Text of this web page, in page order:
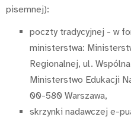
pisemnej):
poczty tradycyjnej - w
ministerstwa:
Regionalnej, ul.
Ministerstwo Edukacji
00-580 Warszawa,
skrzynki nadawczej e-